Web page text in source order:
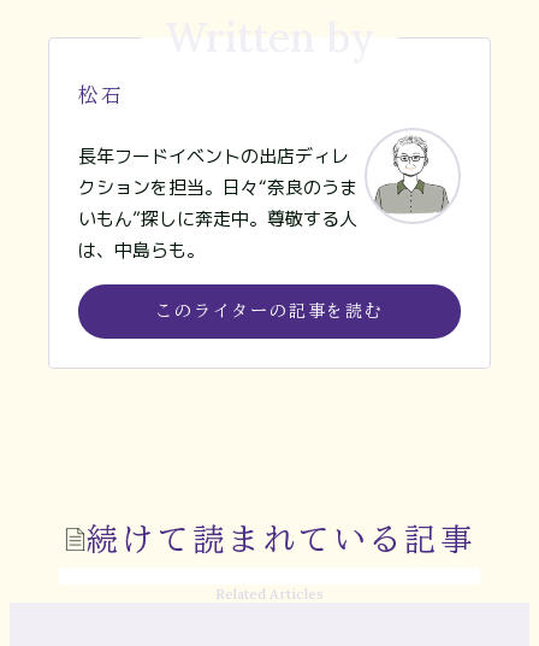
松石
長年フードイベントの出店ディレ
クションを担当。日々“奈良のうま
いもん”探しに奔走中。尊敬する人
は、中島らも。
このライターの記事を読む
続けて読まれている記事
Related Articles